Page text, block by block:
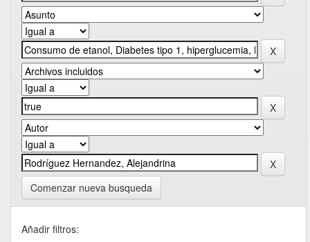
Comenzar nueva busqueda
Añadir filtros: